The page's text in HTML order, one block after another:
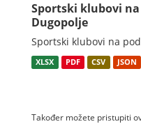
Sportski klubovi
Dugopolje
Sportski klubovi na
XLSX PDF CSV JSON
Također možete pristupiti